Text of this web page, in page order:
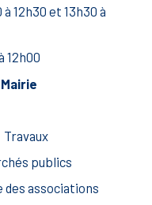
12h30 et 13h30 à
12h00
Travaux
publics
des associations